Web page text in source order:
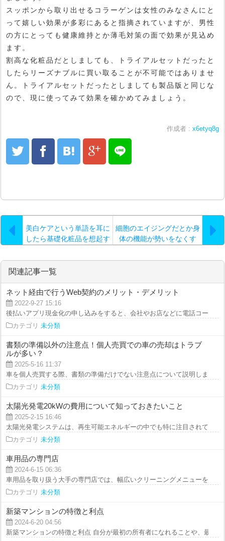
スッポンから取り出せるコラーゲンは女性のみなさんにと
って嬉しい効果が多彩にあると指摘されていますが、男性
の方にとっても健康維持とか薄毛対策の面で効果が見込め
ます。
割高な化粧品だとしましても、トライアルセットだったと
したらリーズナブルに買い取ることが不可能ではありませ
ん。トライアルセットだったとしましても製品版と同じな
ので、現に使ってみて効果を確かめてみましょう。
作成者 : x6etyq8g
美白ケアという単語を耳に
したら基礎化粧品を想起す
細胞のエイジングだとか身
体の機能が勢いをなくす
関連記事一覧
ネット経由で行うWeb契約のメリット・デメリット
2022-9-27 15:16
後払いアプリ現金化の申し込みをすると、会社やお店などに電話コールが
カテゴリ 未分類
書類の準備以外の注意点！個人売買での車の売却はトラブ
ルが多い？
2025-5-16 11:37
車を個人売買する際、書類の準備だけでない注意点について説明します。
カテゴリ 未分類
太陽光発電20kWの費用について知っておきたいこと
2025-2-15 16:46
太陽光発電システムは、再生可能エネルギーの中でも特に注目されており
カテゴリ 未分類
車用品の専門店
2024-6-15 06:36
車用品を取り扱う大手の専門店では、幅広いクリーニングメニューを提供
カテゴリ 未分類
新築マンションの特徴と利点
2024-6-20 04:56
新築マンションの特徴と利点 自分が最初の所有者になれることや、最新